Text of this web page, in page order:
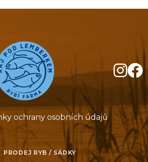
ochrany osobních údajů
PRODEJ RYB / SÁDKY